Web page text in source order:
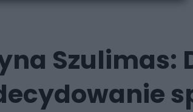
Szulimas: